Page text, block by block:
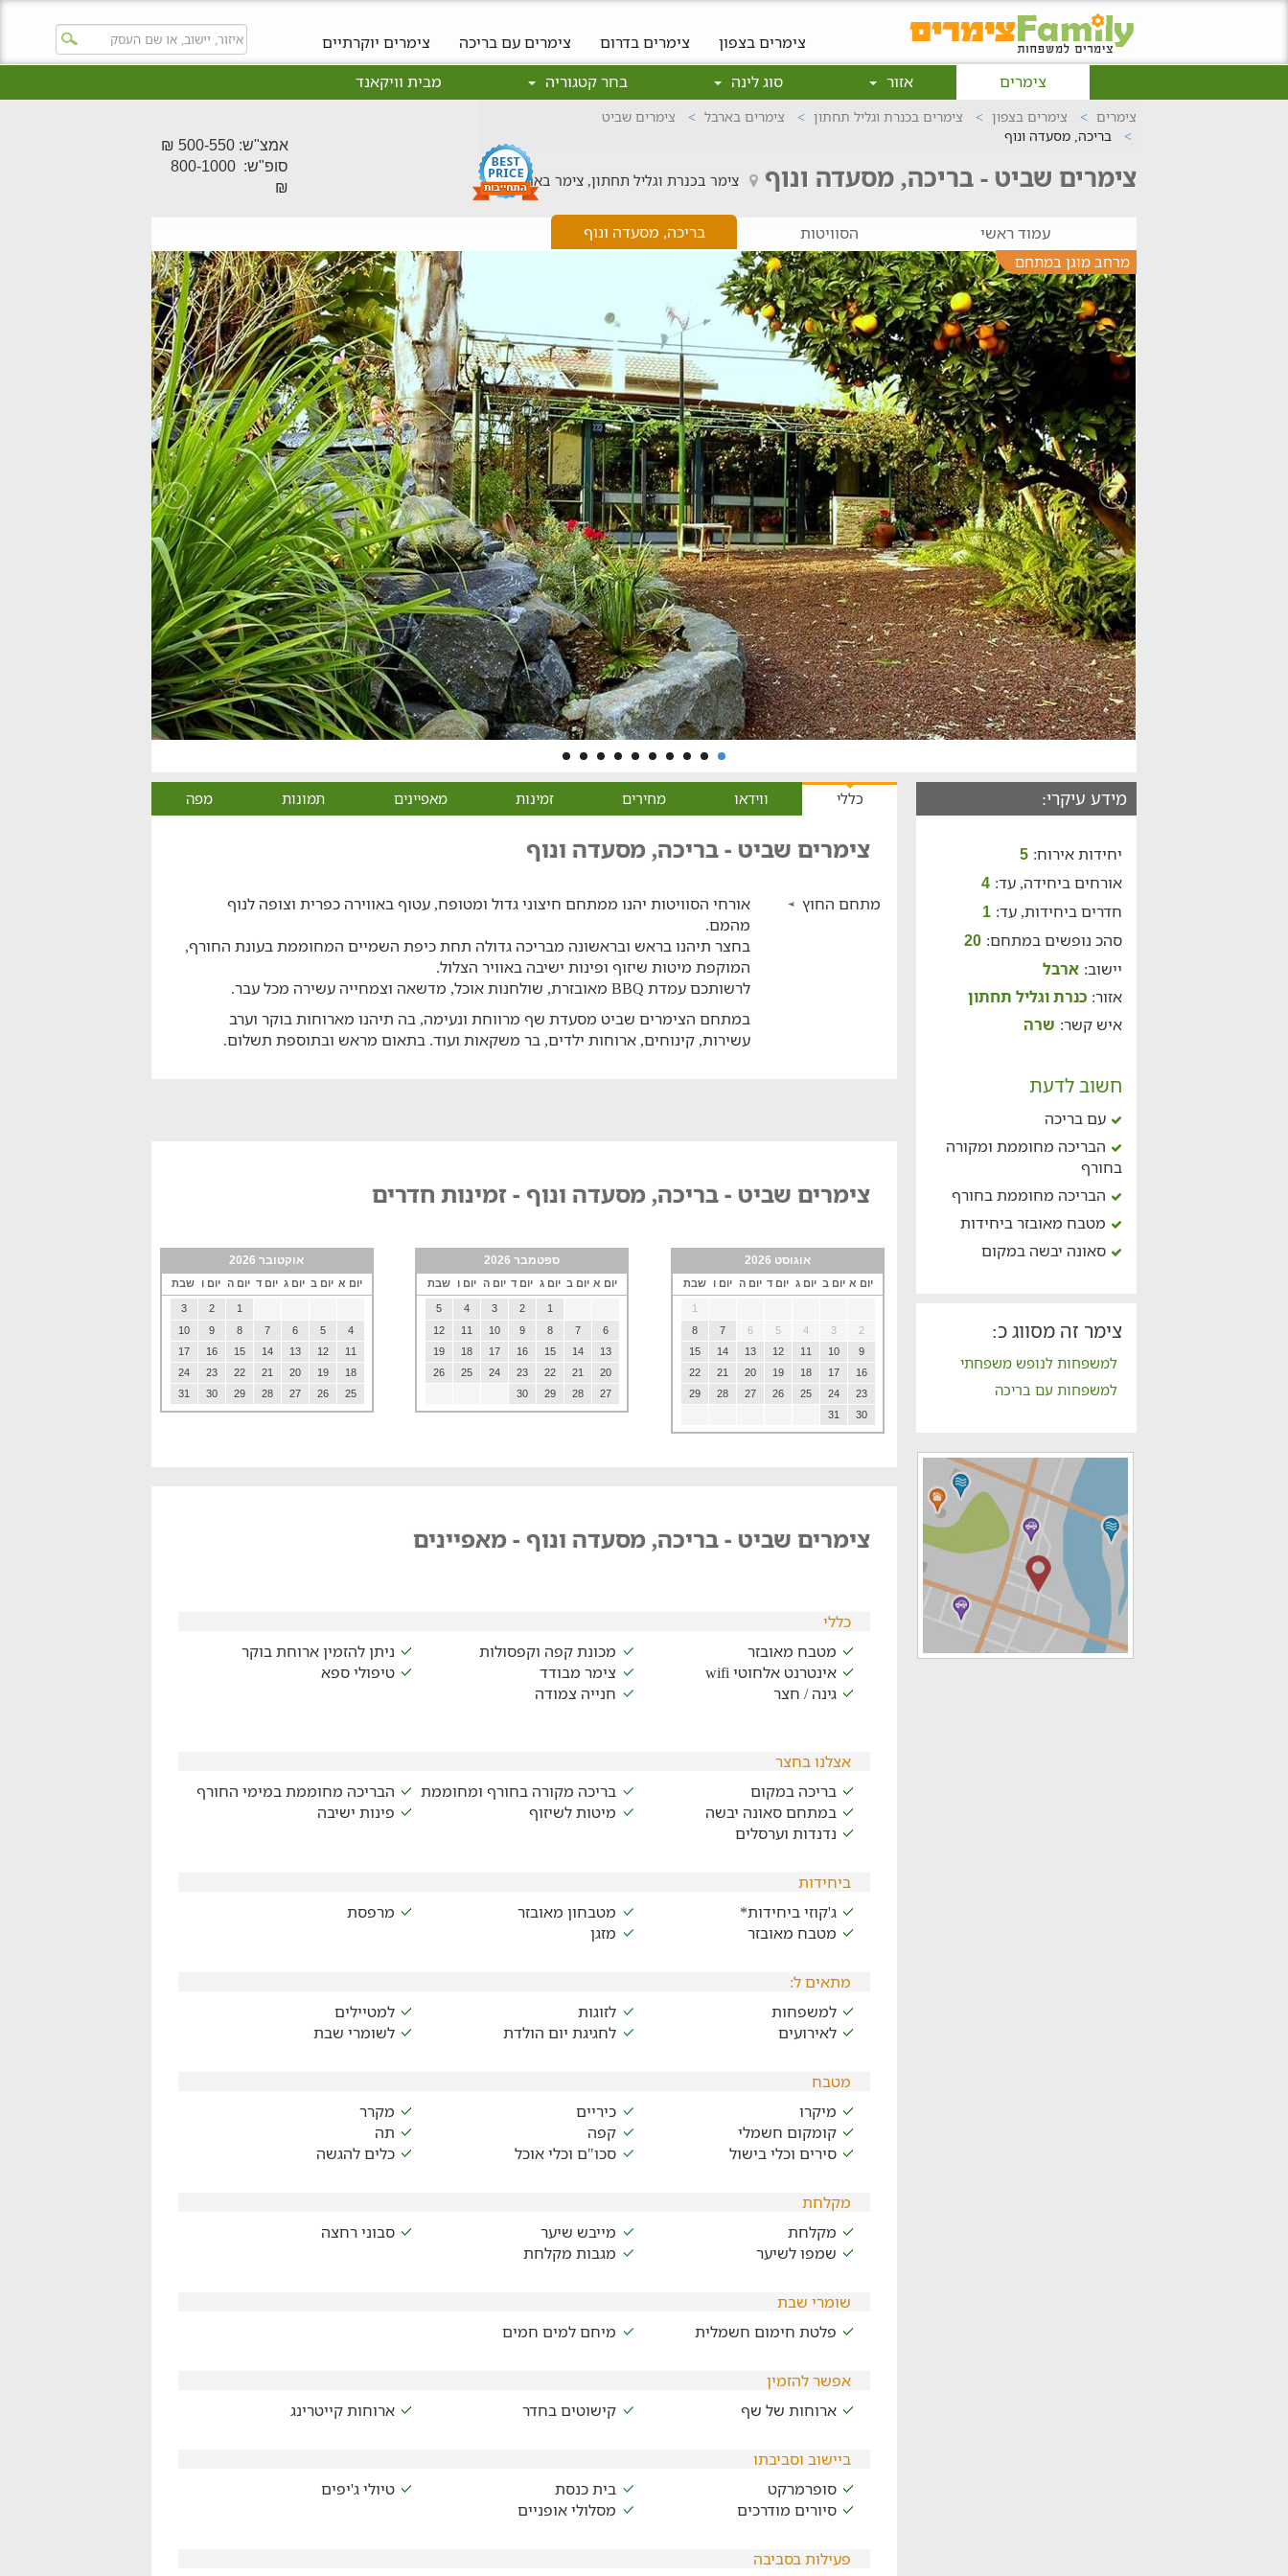
צימרים בצפון צימרים בדרום צימרים עם בריכה
צימרים יוקרתיים
צימרים
אזור סוג לינה בחר קטגוריה מבית וויקאנד
צימרים צימרים בצפון צימרים בכנרת וגליל תחתון צימרים בארבל
צימרים שביט
בריכה, מסעדה ונוף
צימרים שביט - בריכה, מסעדה ונוף צימר בכנרת וגליל תחתון, צימר בארבל
אמצ"ש: 500-550 ₪
סופ"ש: 800-1000
₪
עמוד ראשי הסוויטות בריכה, מסעדה ונוף
מרחב מוגן במתחם
מידע עיקרי:
יחידות אירוח: 5
אורחים ביחידה, עד: 4
חדרים ביחידות, עד: 1
סהכ נופשים במתחם: 20
יישוב: ארבל
אזור: כנרת וגליל תחתון
איש קשר: שרה
חשוב לדעת
עם בריכה
הבריכה מחוממת ומקורה
בחורף
הבריכה מחוממת בחורף
מטבח מאובזר ביחידות
סאונה יבשה במקום
צימר זה מסווג כ:
למשפחות לנופש משפחתי
למשפחות עם בריכה
כללי ווידאו מחירים זמינות מאפיינים תמונות מפה
צימרים שביט - בריכה, מסעדה ונוף
מתחם החוץ
אורחי הסוויטות יהנו ממתחם חיצוני גדול ומטופח, עטוף באווירה כפרית וצופה לנוף
מהמם.
בחצר תיהנו בראש ובראשונה מבריכה גדולה תחת כיפת השמיים המחוממת בעונת החורף,
המוקפת מיטות שיזוף ופינות ישיבה באוויר הצלול.
לרשותכם עמדת BBQ מאובזרת, שולחנות אוכל, מדשאה וצמחייה עשירה מכל עבר.
במתחם הצימרים שביט מסעדת שף מרווחת ונעימה, בה תיהנו מארוחות בוקר וערב
עשירות, קינוחים, ארוחות ילדים, בר משקאות ועוד. בתאום מראש ובתוספת תשלום.
צימרים שביט - בריכה, מסעדה ונוף - זמינות חדרים
אוגוסט 2026
יום א יום ב יום ג יום ד יום ה יום ו שבת
1
2
3
4
5
6
7
8
9
10
11
12
13
14
15
16
17
18
19
20
21
22
23
24
25
26
27
28
29
30
31
ספטמבר 2026
יום א יום ב יום ג יום ד יום ה יום ו שבת
1
2
3
4
5
6
7
8
9
10
11
12
13
14
15
16
17
18
19
20
21
22
23
24
25
26
27
28
29
30
אוקטובר 2026
יום א יום ב יום ג יום ד יום ה יום ו שבת
1
2
3
4
5
6
7
8
9
10
11
12
13
14
15
16
17
18
19
20
21
22
23
24
25
26
27
28
29
30
31
צימרים שביט - בריכה, מסעדה ונוף - מאפיינים
כללי
מטבח מאובזר
מכונת קפה וקפסולות
ניתן להזמין ארוחת בוקר
אינטרנט אלחוטי wifi
צימר מבודד
טיפולי ספא
גינה / חצר
חנייה צמודה
אצלנו בחצר
בריכה במקום
בריכה מקורה בחורף ומחוממת
הבריכה מחוממת במימי החורף
במתחם סאונה יבשה
מיטות לשיזוף
פינות ישיבה
נדנדות וערסלים
ביחידות
ג'קוזי ביחידות*
מטבחון מאובזר
מרפסת
מטבח מאובזר
מזגן
מתאים ל:
למשפחות
לזוגות
למטיילים
לאירועים
לחגיגת יום הולדת לשומרי שבת
מטבח
מיקרו
כיריים
מקרר
קומקום חשמלי
קפה
תה
סירים וכלי בישול
סכו"ם וכלי אוכל כלים להגשה
מקלחת
מקלחת
מייבש שיער
סבוני רחצה
שמפו לשיער
מגבות מקלחת
שומרי שבת
פלטת חימום חשמלית
מיחם למים חמים
אפשר להזמין
ארוחות של שף
קישוטים בחדר ארוחות קייטרינג
ביישוב וסביבתו
סופרמרקט
בית כנסת
טיולי ג'יפים
סיורים מודרכים
מסלולי אופניים
פעילות בסביבה